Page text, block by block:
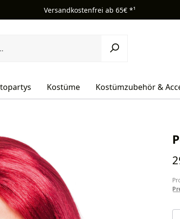
Versandkostenfrei ab 65€ *¹
Kostüme Kostümzubehör &